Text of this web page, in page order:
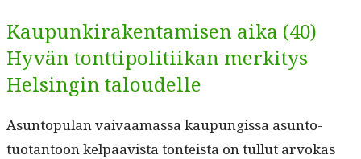
Kaupunkirakentamisen aika (40)
Hyvän tonttipolitiikan merkitys
Helsingin taloudelle
Asun­top­u­lan vaivaa­mas­sa kaupungis­sa asun­to­
tuotan­toon kel­paav­ista ton­teista on tul­lut arvokas